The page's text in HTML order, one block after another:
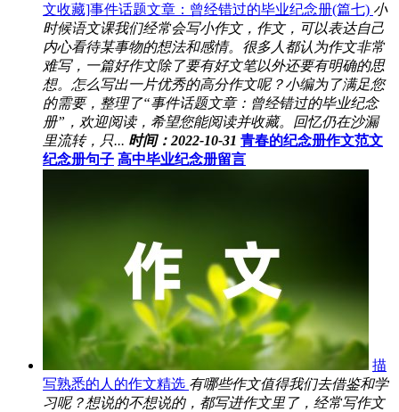
文收藏]事件话题文章：曾经错过的毕业纪念册(篇七) 小
时候语文课我们经常会写小作文，作文，可以表达自己
内心看待某事物的想法和感情。很多人都认为作文非常
难写，一篇好作文除了要有好文笔以外还要有明确的思
想。怎么写出一片优秀的高分作文呢？小编为了满足您
的需要，整理了“事件话题文章：曾经错过的毕业纪念
册”，欢迎阅读，希望您能阅读并收藏。回忆仍在沙漏
里流转，只... 时间：2022-10-31 青春的纪念册作文范文
纪念册句子 高中毕业纪念册留言
描
写熟悉的人的作文精选 有哪些作文值得我们去借鉴和学
习呢？想说的不想说的，都写进作文里了，经常写作文